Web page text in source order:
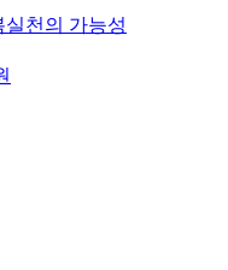
천의 가능성